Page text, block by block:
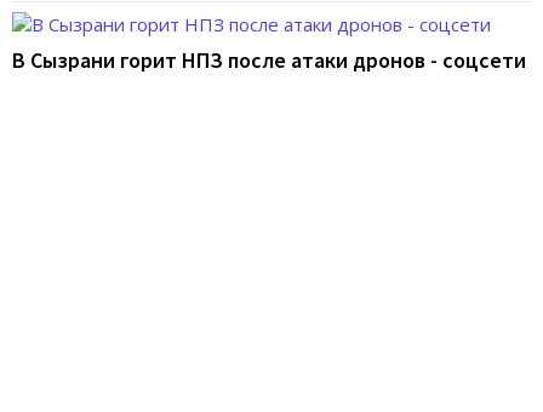
В Сызрани горит НПЗ после атаки дронов - соцсети